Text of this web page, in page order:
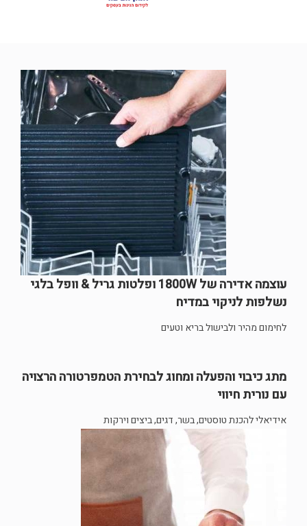
עוצמה אדירה של 1800W ופלטות גריל & וופל בלגי
נשלפות לניקוי במדיח
לחימום מהיר ולבישול בריא וטעים
מתג כיבוי והפעלה ומחוג לבחירת הטמפרטורה הרצויה
עם נורית חיווי
אידיאלי להכנת טוסטים, בשר, דגים, ביצים וירקות